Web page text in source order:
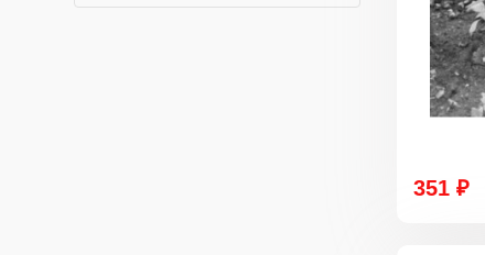
351 ₽